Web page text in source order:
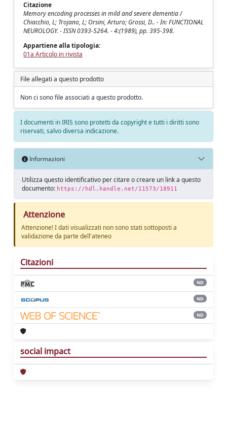
Citazione
Memory encoding processes in mild and severe dementia /
Chiacchio, L; Trojano, L; Orsini, Arturo; Grossi, D.. - In: FUNCTIONAL
NEUROLOGY. - ISSN 0393-5264. - 4:(1989), pp. 395-398.
Appartiene alla tipologia:
01a Articolo in rivista
File allegati a questo prodotto
Non ci sono file associati a questo prodotto.
I documenti in IRIS sono protetti da copyright e tutti i diritti sono
riservati, salvo diversa indicazione.
Informazioni
Utilizza questo identificativo per citare o creare un link a questo
documento: https://hdl.handle.net/11573/18911
Attenzione
Attenzione! I dati visualizzati non sono stati sottoposti a
validazione da parte dell'ateneo
Citazioni
ND
ND
ND
social impact